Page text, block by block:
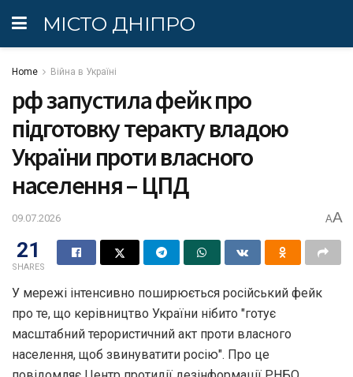
МІСТО ДНІПРО
Home Війна в Україні
рф запустила фейк про
підготовку теракту владою
України проти власного
населення – ЦПД
09.07.2026 AA
21
SHARES
У мережі інтенсивно поширюється російський фейк
про те, що керівництво України нібито "готує
масштабний терористичний акт проти власного
населення, щоб звинуватити росію". Про це